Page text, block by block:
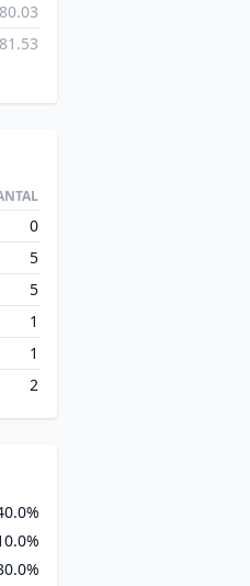
80.03
81.53
0
5
5
1
1
2